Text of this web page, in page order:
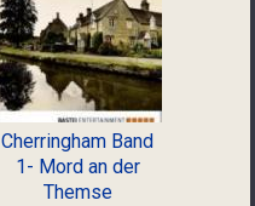
Cherringham Band
1- Mord an der
Themse